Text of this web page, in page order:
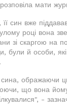
мати
син вже
році вона
зі скаргою на
були й особи,
ображаючи
що вона
-